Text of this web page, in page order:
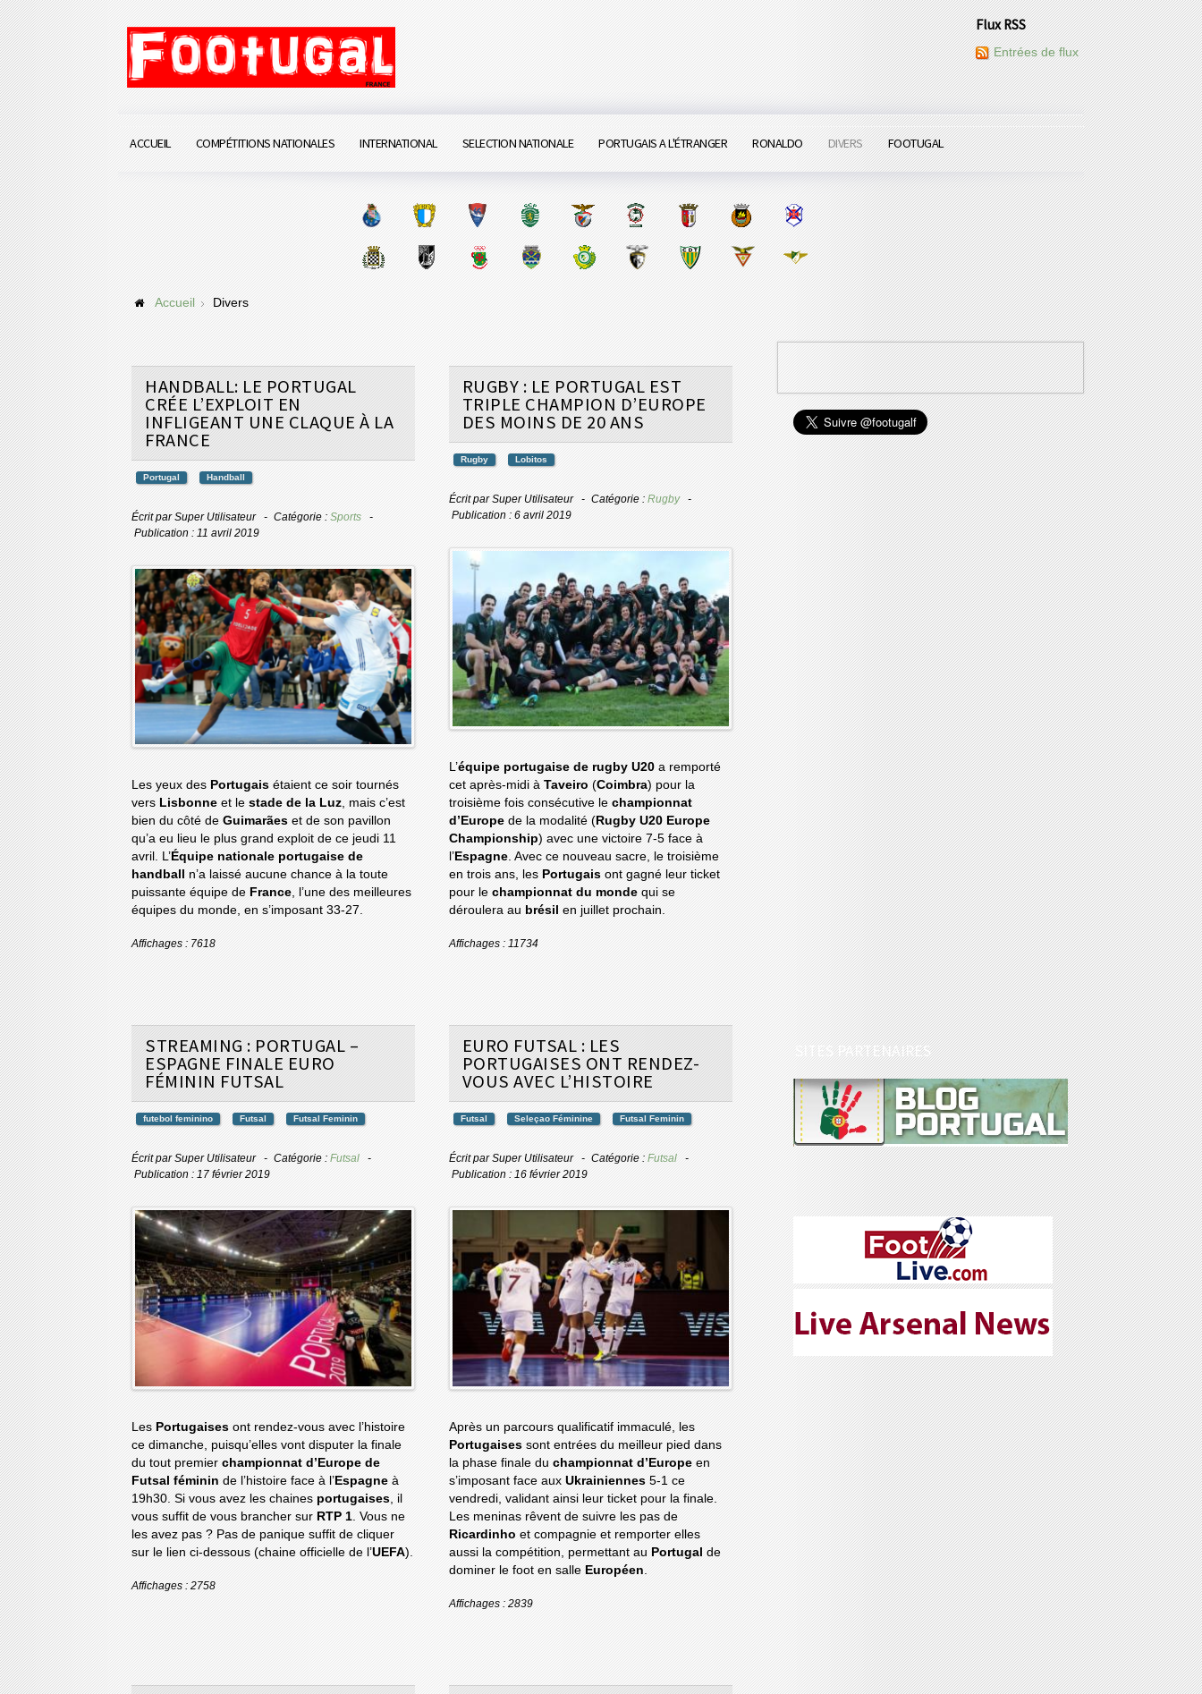
Flux RSS
Entrées de flux
ACCUEIL COMPÉTITIONS NATIONALES INTERNATIONAL SELECTION NATIONALE PORTUGAIS A L'ÉTRANGER RONALDO DIVERS FOOTUGAL
Accueil Divers
HANDBALL: LE PORTUGAL
CRÉE L’EXPLOIT EN
INFLIGEANT UNE CLAQUE À LA
FRANCE
Portugal Handball
Écrit parSuper Utilisateur Catégorie : Sports
Publication : 11 avril 2019
Les yeux des Portugais étaient ce soir tournés
vers Lisbonne et le stade de la Luz, mais c’est
bien du côté de Guimarães et de son pavillon
qu’a eu lieu le plus grand exploit de ce jeudi 11
avril. L’ Équipe nationale portugaise de
handball
n’a laissé aucune chance à la toute
puissante équipe de France, l’une des meilleures
équipes du monde, en s’imposant 33-27.
Affichages : 7618
RUGBY : LE PORTUGAL EST
TRIPLE CHAMPION D’EUROPE
DES MOINS DE 20 ANS
Rugby Lobitos
Écrit parSuper Utilisateur Catégorie : Rugby
Publication : 6 avril 2019
L’équipe portugaise de rugby U20a remporté
cet après-midi à Taveiro (Coimbra) pour la
troisième fois consécutive le championnat
d’Europede la modalité (Rugby U20 Europe
Championship) avec une victoire 7-5 face à
l’Espagne. Avec ce nouveau sacre, le troisième
en trois ans, les Portugais ont gagné leur ticket
pour le championnat du mondequi se
déroulera au brésil en juillet prochain.
Affichages : 11734
STREAMING : PORTUGAL –
ESPAGNE FINALE EURO
FÉMININ FUTSAL
futebol feminino Futsal Futsal Feminin
Écrit parSuper Utilisateur Catégorie : Futsal
Publication : 17 février 2019
Les Portugaises ont rendez-vous avec l’histoire
ce dimanche, puisqu’elles vont disputer la finale
du tout premier championnat d’Europe de
Futsal féminin de l’histoire face à l’ Espagne à
19h30. Si vous avez les chaines portugaises , il
vous suffit de vous brancher sur RTP 1 . Vous ne
les avez pas ? Pas de panique suffit de cliquer
sur le lien ci-dessous (chaine officielle de l’UEFA).
Affichages : 2758
EURO FUTSAL : LES
PORTUGAISES ONT RENDEZ-
VOUS AVEC L’HISTOIRE
Futsal Seleçao Féminine Futsal Feminin
Écrit parSuper Utilisateur Catégorie : Futsal
Publication : 16 février 2019
Après un parcours qualificatif immaculé, les
Portugaises sont entrées du meilleur pied dans
la phase finale du championnat d’Europeen
s’imposant face aux Ukrainiennes 5-1 ce
vendredi, validant ainsi leur ticket pour la finale.
Les meninas rêvent de suivre les pas de
Ricardinho et compagnie et remporter elles
aussi la compétition, permettant au Portugal de
dominer le foot en salle Européen
Affichages : 2839
SITES PARTENAIRES